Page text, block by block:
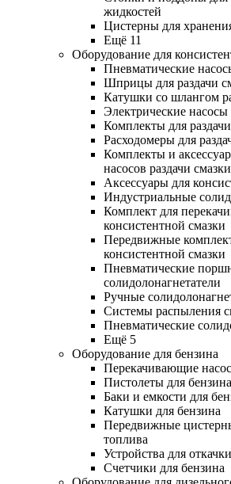
жидкостей
Цистерны для
Ещё 11
Оборудование для
Пневматические
Шприцы для раздачи
Катушки со шлангом
Электрические насосы
Комплекты для
Расходомеры для
Комплекты и
насосов раздачи смазки
Аксессуары для
Индустриальные
Комплект для
консистентной смазки
Передвижные
консистентной смазки
Пневматические
солидолонагнетатели
Ручные
Системы распыления
Пневматические
Ещё 5
Оборудование для бензина
Перекачивающие
Пистолеты для бензина
Баки и емкости для
Катушки для бензина
Передвижные
топлива
Устройства для
Счетчики для бензина